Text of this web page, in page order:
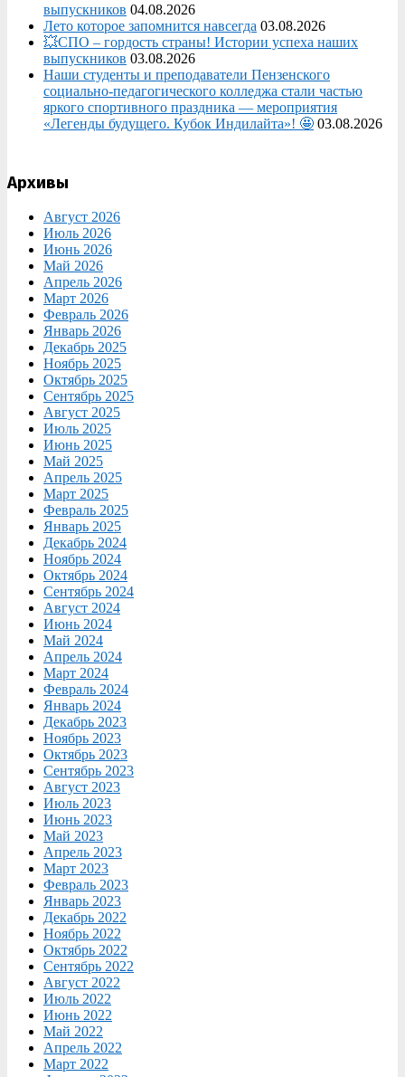
выпускников 04.08.2026
Лето которое запомнится навсегда 03.08.2026
💥СПО – гордость страны! Истории успеха наших
выпускников 03.08.2026
Наши студенты и преподаватели Пензенского
социально‑педагогического колледжа стали частью
яркого спортивного праздника — мероприятия
«Легенды будущего. Кубок Индилайта»! 🤩 03.08.2026
Архивы
Август 2026
Июль 2026
Июнь 2026
Май 2026
Апрель 2026
Март 2026
Февраль 2026
Январь 2026
Декабрь 2025
Ноябрь 2025
Октябрь 2025
Сентябрь 2025
Август 2025
Июль 2025
Июнь 2025
Май 2025
Апрель 2025
Март 2025
Февраль 2025
Январь 2025
Декабрь 2024
Ноябрь 2024
Октябрь 2024
Сентябрь 2024
Август 2024
Июнь 2024
Май 2024
Апрель 2024
Март 2024
Февраль 2024
Январь 2024
Декабрь 2023
Ноябрь 2023
Октябрь 2023
Сентябрь 2023
Август 2023
Июль 2023
Июнь 2023
Май 2023
Апрель 2023
Март 2023
Февраль 2023
Январь 2023
Декабрь 2022
Ноябрь 2022
Октябрь 2022
Сентябрь 2022
Август 2022
Июль 2022
Июнь 2022
Май 2022
Апрель 2022
Март 2022